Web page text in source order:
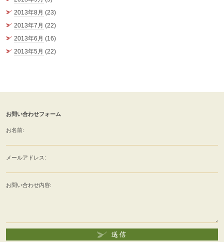
2013年8月 (23)
2013年7月 (22)
2013年6月 (16)
2013年5月 (22)
お問い合わせフォーム
お名前:
メールアドレス:
お問い合わせ内容: